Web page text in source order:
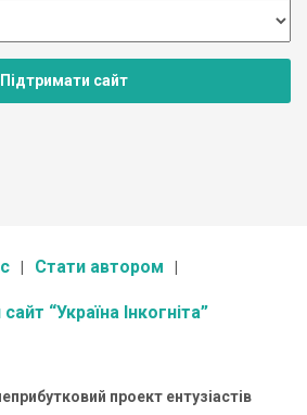
Підтримати сайт
Стати автором
“Україна Інкогніта”
проект ентузіастів